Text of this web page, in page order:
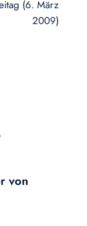
(6. März
2009)
von